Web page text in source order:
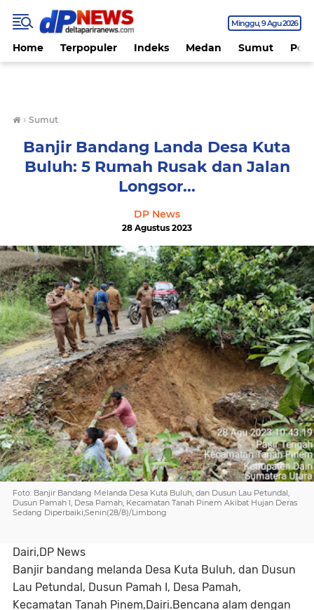
Minggu 9 Agu 2026
Home Terpopuler Indeks Medan Sumut
› Sumut
Banjir Bandang Landa Desa Kuta
Buluh: 5 Rumah Rusak dan Jalan
Longsor...
DP News
28 Agustus 2023
Foto: Banjir Bandang Melanda Desa Kuta Buluh, dan Dusun Lau Petundal,
Dusun Pamah I, Desa Pamah, Kecamatan Tanah Pinem Akibat Hujan Deras
Sedang Diperbaiki,Senin(28/8)/Limbong
Dairi,DP News
Banjir bandang melanda Desa Kuta Buluh, dan Dusun
Lau Petundal, Dusun Pamah I, Desa Pamah,
Kecamatan Tanah Pinem,Dairi.Bencana alam dengan